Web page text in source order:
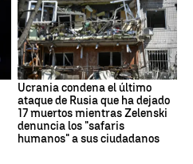
Ucrania condena el último
ataque de Rusia que ha dejado
17 muertos mientras Zelenski
denuncia los "safaris
humanos" a sus ciudadanos